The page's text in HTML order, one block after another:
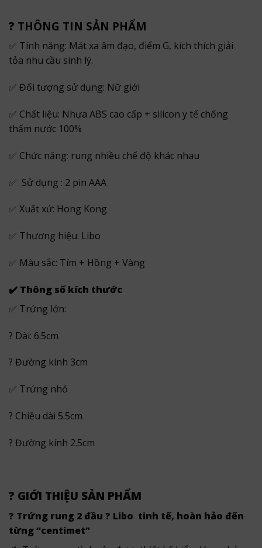
? THÔNG TIN SẢN PHẨM
✅ Tính năng: Mát xa âm đạo, điểm G, kích thích giải
tỏa nhu cầu sinh lý.
✅ Đối tượng sử dụng: Nữ giới
✅ Chất liệu: Nhựa ABS cao cấp + silicon y tế chống
thấm nước 100%
✅ Chức năng: rung nhiều chế độ khác nhau
✅ Sử dụng : 2 pin AAA
✅ Xuất xứ: Hong Kong
✅ Thương hiệu: Libo
✅ Màu sắc: Tím + Hồng + Vàng
✔️ Thông số kích thước
✅ Trứng lớn:
? Dài: 6.5cm
? Đường kính 3cm
✅ Trứng nhỏ
? Chiều dài 5.5cm
? Đường kính 2.5cm
? GIỚI THIỆU SẢN PHẨM
? Trứng rung 2 đầu ? Libo tinh tế, hoàn hảo đến
từng “centimet”